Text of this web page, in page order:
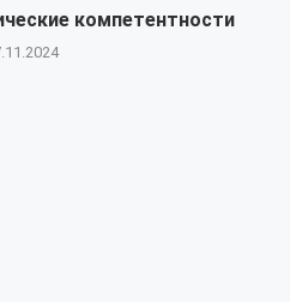
компетентности